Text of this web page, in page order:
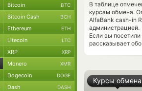
В таблице
курсам обмена.
AlfaBank cash-in
администрацией.
Если вы
рассказывает
Курсы обмена
Bitcoin BTC
Bitcoin Cash BCH
Ethereum ETH
Litecoin LTC
XRP XRP
Monero XMR
Dogecoin DOGE
Dash DASH